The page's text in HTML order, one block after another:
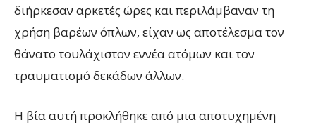
διήρκεσαν αρκετές ώρες και περιλάμβαναν τη
χρήση βαρέων όπλων, είχαν ως αποτέλεσμα τον
θάνατο τουλάχιστον εννέα ατόμων και τον
τραυματισμό δεκάδων άλλων​.
Η βία αυτή προκλήθηκε από μια αποτυχημένη